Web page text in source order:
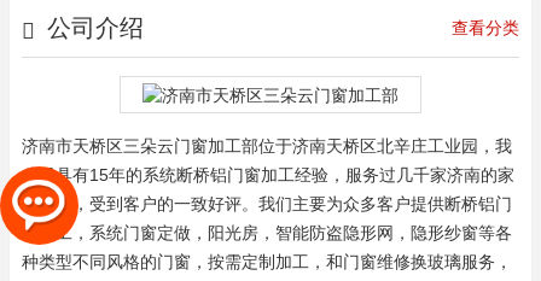
公司介绍 查看分类
济南市天桥区三朵云门窗加工部位于济南天桥区北辛庄工业园，我
公司具有15年的系统断桥铝门窗加工经验，服务过几千家济南的家
庭单位，受到客户的一致好评。我们主要为众多客户提供断桥铝门
窗加工，系统门窗定做，阳光房，智能防盗隐形网，隐形纱窗等各
种类型不同风格的门窗，按需定制加工，和门窗维修换玻璃服务，